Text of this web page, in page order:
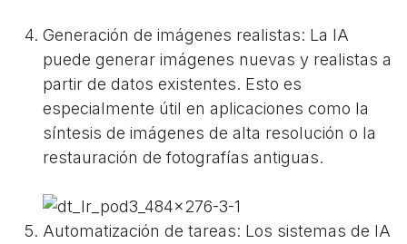
Generación de imágenes realistas: La IA
puede generar imágenes nuevas y realistas a
partir de datos existentes. Esto es
especialmente útil en aplicaciones como la
síntesis de imágenes de alta resolución o la
restauración de fotografías antiguas.
Automatización de tareas: Los sistemas de IA